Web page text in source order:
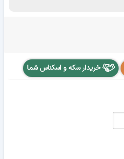
خریدار سکه و اسکناس شما